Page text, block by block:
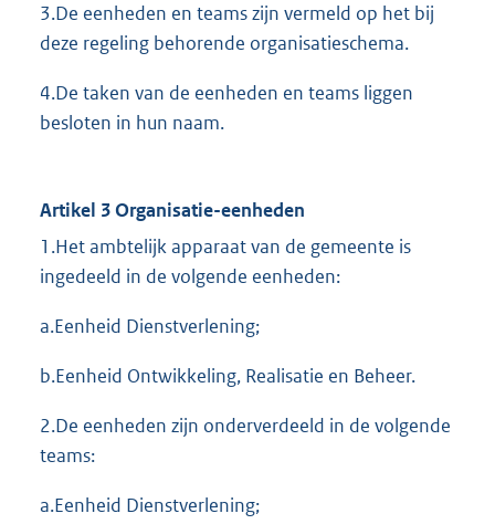
3.De eenheden en teams zijn vermeld op het bij
deze regeling behorende organisatieschema.
4.De taken van de eenheden en teams liggen
besloten in hun naam.
Artikel 3 Organisatie-eenheden
1.Het ambtelijk apparaat van de gemeente is
ingedeeld in de volgende eenheden:
a.Eenheid Dienstverlening;
b.Eenheid Ontwikkeling, Realisatie en Beheer.
2.De eenheden zijn onderverdeeld in de volgende
teams:
a.Eenheid Dienstverlening;